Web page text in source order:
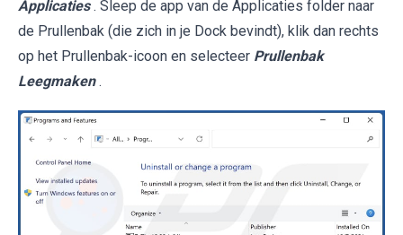
Applicaties . Sleep de app van de Applicaties folder naar
de Prullenbak (die zich in je Dock bevindt), klik dan rechts
op het Prullenbak-icoon en selecteer Prullenbak
Leegmaken .